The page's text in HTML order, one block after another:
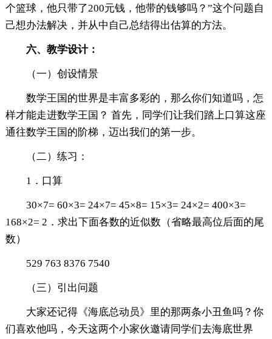
个篮球，他只带了200元钱，他带的钱够吗？”这个问题自
己想办法解决，并从中自己总结得出估算的方法。
六、教学设计：
（一）创设情景
数学王国的世界是丰富多彩的，那么你们知道吗，怎
样才能走进数学王国？ 首先，同学们让我们踏上口算这座
通往数学王国的阶梯，迈出我们的第一步。
（二）练习：
1．口算
30×7= 60×3= 24×7= 45×8= 15×3= 24×2= 400×3=
168×2= 2．求出下面各数的近似数（省略最高位后面的尾
数）
529 763 8376 7540
（三）引出问题
大家还记得《海底总动员》里的那两条小丑鱼吗？你
们喜欢他吗，今天这两个小家伙邀请同学们去海底世界